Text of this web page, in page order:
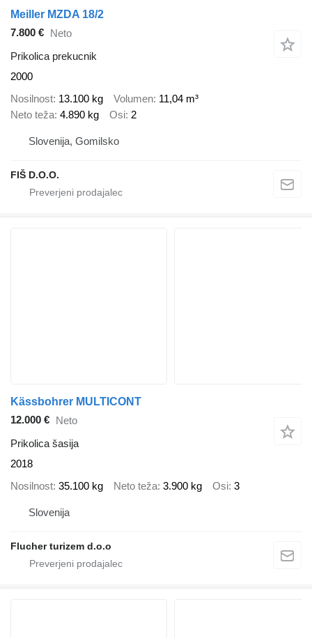
Meiller MZDA 18/2
7.800 € Neto
Prikolica prekucnik
2000
Nosilnost 13.100 kg Volumen 11,04 m³
Neto teža 4.890 kg Osi 2
Slovenija, Gomilsko
FIŠ D.O.O.
Kässbohrer MULTICONT
12.000 € Neto
Prikolica šasija
2018
Nosilnost 35.100 kg Neto teža 3.900 kg Osi 3
Slovenija
Flucher turizem d.o.o